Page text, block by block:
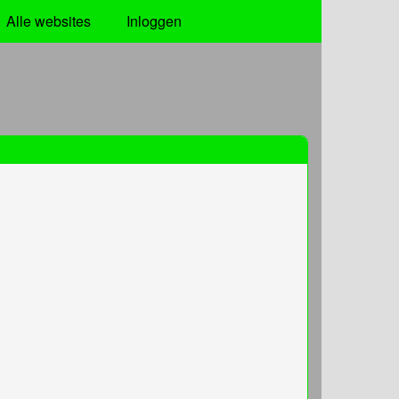
Alle websites Inloggen